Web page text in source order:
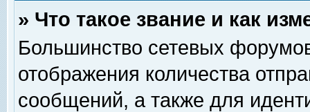
» Что такое звание и как
Большинство сетевых
отображения количества
сообщений, а также для